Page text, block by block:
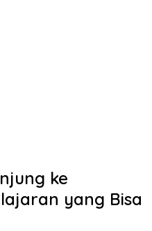
ke
yang Bisa